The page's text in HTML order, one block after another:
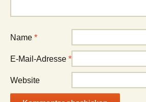
Name *
E-Mail-Adresse *
Website